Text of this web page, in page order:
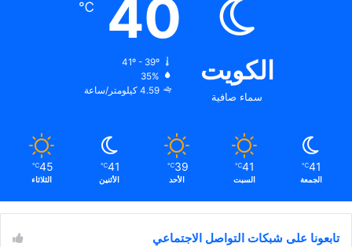
الكويت
سماء صافية
40
℃
41º - 39º
35%
4.59 كيلومتر/ساعة
41
℃
الجمعة
41
℃
السبت
39
℃
الأحد
41
℃
الأثنين
45
℃
الثلاثاء
تابعونا على شبكات التواصل الاجتماعي